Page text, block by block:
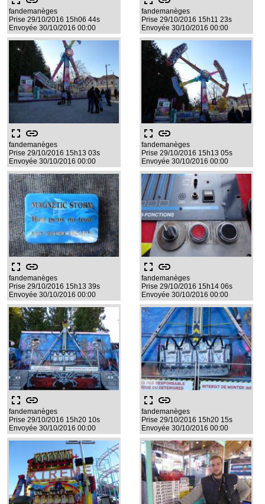
fandemanèges
Prise 29/10/2016 15h06 44s
Envoyée 30/10/2016 00:00
fandemanèges
Prise 29/10/2016 15h11 23s
Envoyée 30/10/2016 00:00
fullscreen link
fandemanèges
Prise 29/10/2016 15h13 03s
Envoyée 30/10/2016 00:00
fullscreen link
fandemanèges
Prise 29/10/2016 15h13 05s
Envoyée 30/10/2016 00:00
fullscreen link
fandemanèges
Prise 29/10/2016 15h13 39s
Envoyée 30/10/2016 00:00
fullscreen link
fandemanèges
Prise 29/10/2016 15h14 06s
Envoyée 30/10/2016 00:00
fullscreen link
fandemanèges
Prise 29/10/2016 15h20 10s
Envoyée 30/10/2016 00:00
fullscreen link
fandemanèges
Prise 29/10/2016 15h20 15s
Envoyée 30/10/2016 00:00